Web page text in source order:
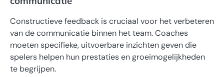
Constructieve feedback is cruciaal voor het verbeteren
van de communicatie binnen het team. Coaches
moeten specifieke, uitvoerbare inzichten geven die
spelers helpen hun prestaties en groeimogelijkheden
te begrijpen.